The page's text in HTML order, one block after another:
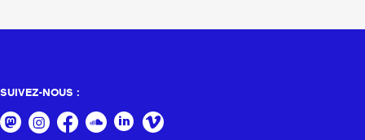
SUIVEZ-NOUS :